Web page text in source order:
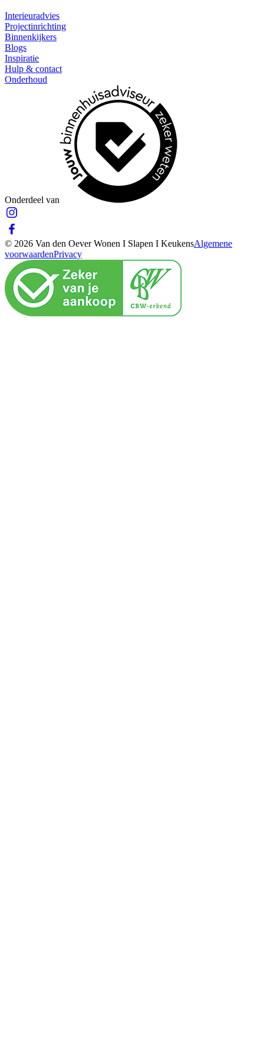
Interieuradvies
Projectinrichting
Binnenkijkers
Blogs
Inspiratie
Hulp & contact
Onderhoud
Onderdeel van
© 2026 Van den Oever Wonen I Slapen I KeukensAlgemene
voorwaardenPrivacy